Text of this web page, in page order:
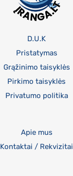
D.U.K
Pristatymas
Grąžinimo taisyklės
Pirkimo taisyklės
Privatumo politika
Apie mus
Kontaktai / Rekvizitai